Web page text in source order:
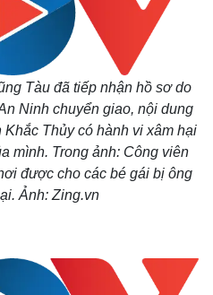
Tàu đã tiếp nhận hồ sơ do
Ninh chuyển giao, nội dung
Thủy có hành vi xâm hại
mình. Trong ảnh: Công viên
được cho các bé gái bị ông
Ảnh: Zing.vn